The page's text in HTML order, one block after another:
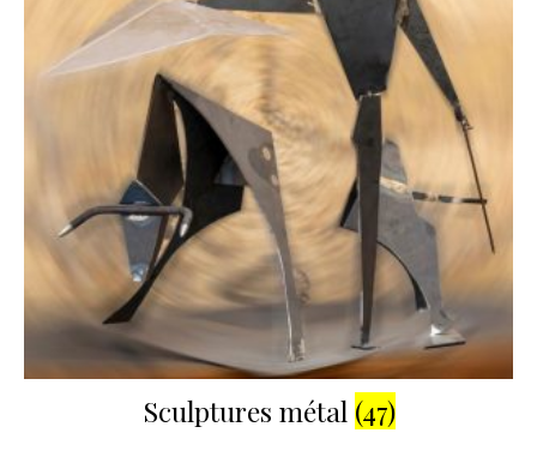
Sculptures métal (47)